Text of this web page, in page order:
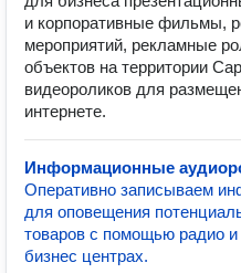
и корпоративные фильмы,
мероприятий, рекламные
объектов на территории
видеороликов для
интернете.
Информационные
Оперативно записываем
для оповещения
товаров с помощью радио
бизнес центрах.